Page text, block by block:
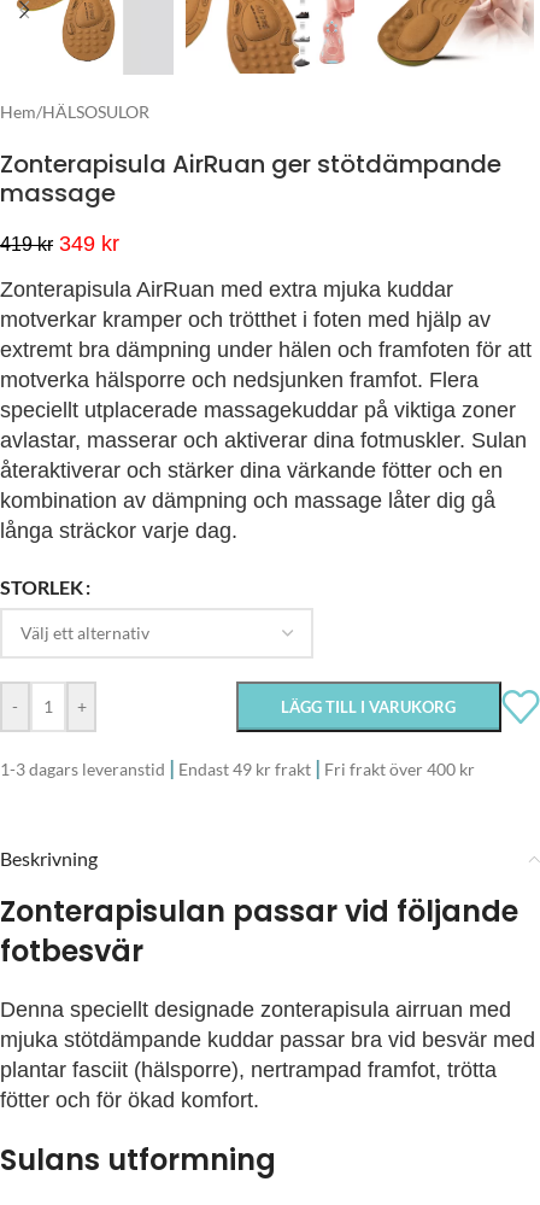
Hem/HÄLSOSULOR
Zonterapisula AirRuan ger stötdämpande
massage
419kr 349 kr
Zonterapisula AirRuan med extra mjuka kuddar
motverkar kramper och trötthet i foten med hjälp av
extremt bra dämpning under hälen och framfoten för att
motverka hälsporre och nedsjunken framfot. Flera
speciellt utplacerade massagekuddar på viktiga zoner
avlastar, masserar och aktiverar dina fotmuskler. Sulan
återaktiverar och stärker dina värkande fötter och en
kombination av dämpning och massage låter dig gå
långa sträckor varje dag.
STORLEK
- + LÄGG TILL I VARUKORG
1-3 dagars leveranstid | Endast 49 kr frakt | Fri frakt över 400 kr
Beskrivning
Zonterapisulan passar vid följande
fotbesvär
Denna speciellt designade zonterapisula airruan med
mjuka stötdämpande kuddar passar bra vid besvär med
plantar fasciit (hälsporre), nertrampad framfot, trötta
fötter och för ökad komfort.
Sulans utformning